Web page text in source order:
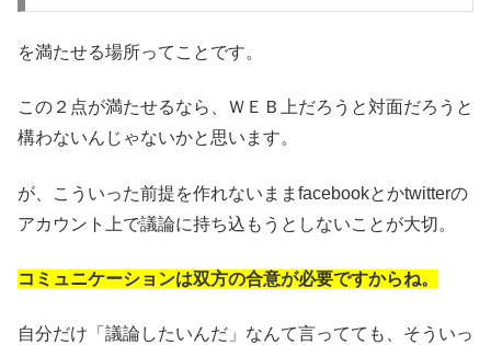
を満たせる場所ってことです。
この２点が満たせるなら、ＷＥＢ上だろうと対面だろうと
構わないんじゃないかと思います。
が、こういった前提を作れないままfacebookとかtwitterの
アカウント上で議論に持ち込もうとしないことが大切。
コミュニケーションは双方の合意が必要ですからね。
自分だけ「議論したいんだ」なんて言ってても、そういっ